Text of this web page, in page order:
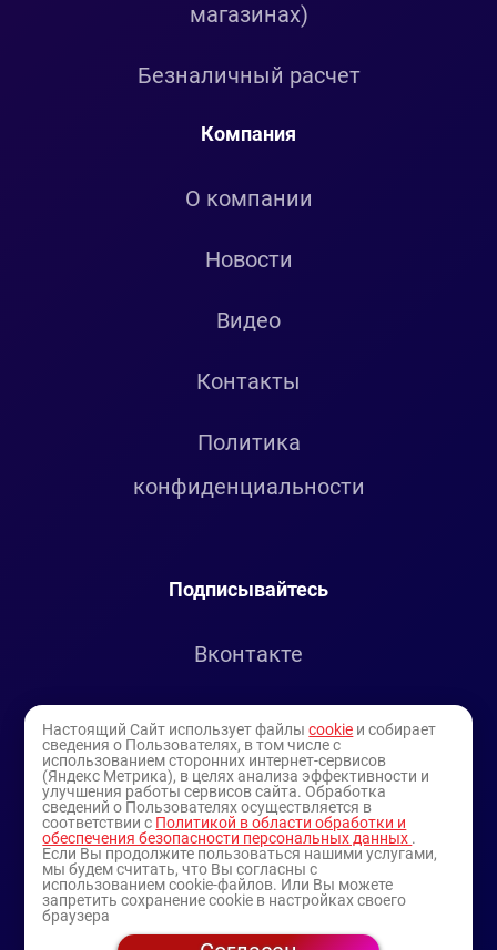
магазинах)
Безналичный расчет
Компания
О компании
Новости
Видео
Контакты
Политика
конфиденциальности
Подписывайтесь
Вконтакте
Youtube
Настоящий Сайт использует файлыcookie и собирает
сведения о Пользователях, в том числе с
использованием сторонних интернет-сервисов
(Яндекс Метрика), в целях анализа эффективности и
улучшения работы сервисов сайта. Обработка
сведений о Пользователях осуществляется в
соответствии с Политикой в области обработки и
обеспечения безопасности персональных данных .
Если Вы продолжите пользоваться нашими услугами,
мы будем считать, что Вы согласны с
использованием cookie-файлов. Или Вы можете
запретить сохранение cookie в настройках своего
браузера